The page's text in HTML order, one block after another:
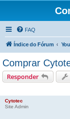
FAQ
Índice do Fórum
Comprar
Responder
Cytotec
Site Admin